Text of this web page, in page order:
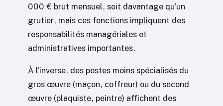
000 € brut mensuel, soit davantage qu’un
grutier, mais ces fonctions impliquent des
responsabilités managériales et
administratives importantes.
À l’inverse, des postes moins spécialisés du
gros œuvre (maçon, coffreur) ou du second
œuvre (plaquiste, peintre) affichent des